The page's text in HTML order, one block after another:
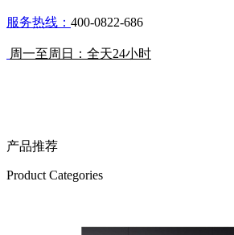
服务热线： 400-0822-686
周一至周日：全天24小时
产品推荐
Product Categories